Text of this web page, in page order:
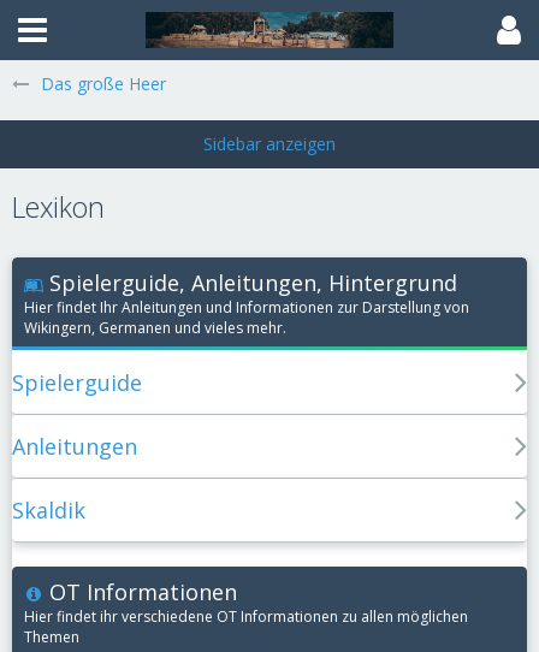
Das große Heer
Lexikon
Spielerguide, Anleitungen, Hintergrund
Hier findet Ihr Anleitungen und Informationen zur Darstellung von
Wikingern, Germanen und vieles mehr.
Spielerguide
Anleitungen
Skaldik
OT Informationen
Hier findet ihr verschiedene OT Informationen zu allen möglichen
Themen